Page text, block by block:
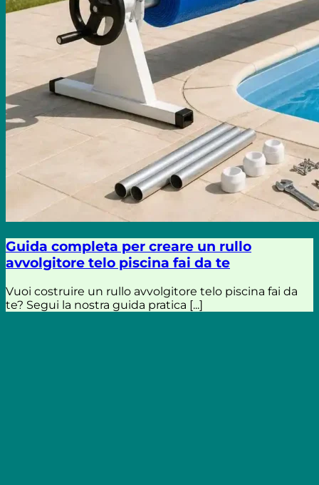
Guida completa per creare un rullo
avvolgitore telo piscina fai da te
Vuoi costruire un rullo avvolgitore telo piscina fai da
te? Segui la nostra guida pratica [...]